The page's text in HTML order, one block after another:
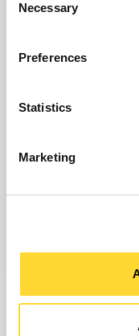
Selection
Necessary
Preferences
Statistics
Marketing
geluidsloggers
Find Out